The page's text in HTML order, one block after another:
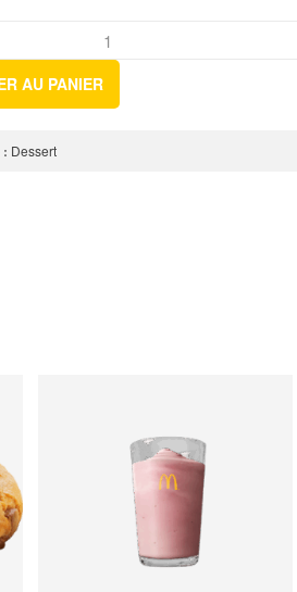
AU PANIER
Dessert